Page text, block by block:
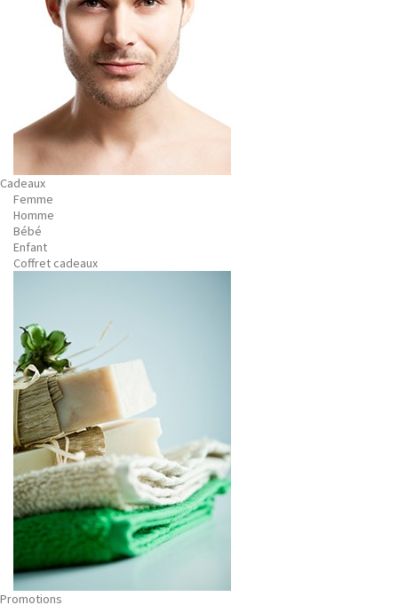
Cadeaux
Femme
Homme
Bébé
Enfant
Coffret cadeaux
Promotions